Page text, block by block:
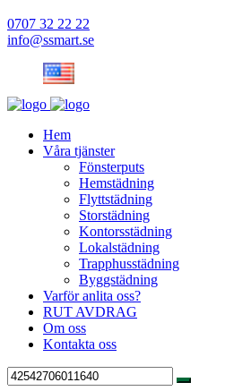
0707 32 22 22
info@ssmart.se
Hem
Våra tjänster
Fönsterputs
Hemstädning
Flyttstädning
Storstädning
Kontorsstädning
Lokalstädning
Trapphusstädning
Byggstädning
Varför anlita oss?
RUT AVDRAG
Om oss
Kontakta oss